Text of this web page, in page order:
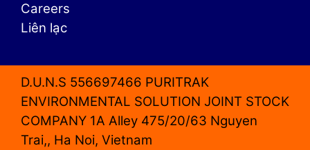
Careers
Liên lạc
D.U.N.S 556697466 PURITRAK
ENVIRONMENTAL SOLUTION JOINT STOCK
COMPANY 1A Alley 475/20/63 Nguyen
Trai,, Ha Noi, Vietnam